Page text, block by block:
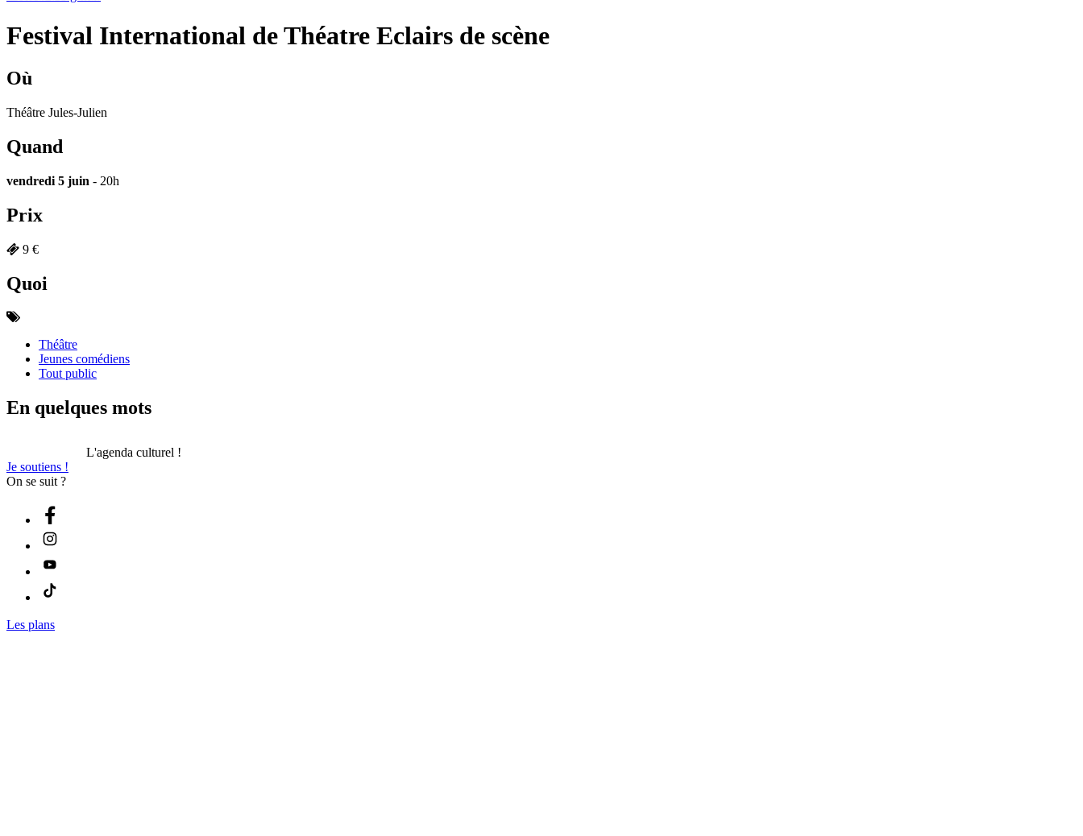
Festival International de Théatre Eclairs de scène
Où
Théâtre Jules-Julien
Quand
vendredi 5 juin - 20h
Prix
9 €
Quoi
Théâtre
Jeunes comédiens
Tout public
En quelques mots
L'agenda culturel !
Je soutiens !
On se suit ?
Les plans